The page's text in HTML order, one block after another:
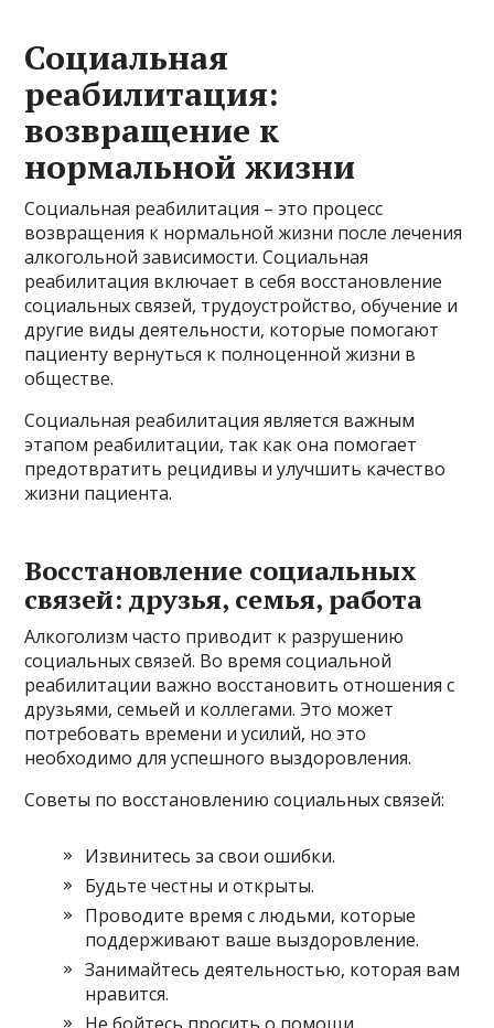
Социальная
реабилитация:
возвращение к
нормальной жизни
Социальная реабилитация – это процесс
возвращения к нормальной жизни после лечения
алкогольной зависимости. Социальная
реабилитация включает в себя восстановление
социальных связей, трудоустройство, обучение и
другие виды деятельности, которые помогают
пациенту вернуться к полноценной жизни в
обществе.
Социальная реабилитация является важным
этапом реабилитации, так как она помогает
предотвратить рецидивы и улучшить качество
жизни пациента.
Восстановление социальных
связей: друзья, семья, работа
Алкоголизм часто приводит к разрушению
социальных связей. Во время социальной
реабилитации важно восстановить отношения с
друзьями, семьей и коллегами. Это может
потребовать времени и усилий, но это
необходимо для успешного выздоровления.
Советы по восстановлению социальных связей:
Извинитесь за свои ошибки.
Будьте честны и открыты.
Проводите время с людьми, которые
поддерживают ваше выздоровление.
Занимайтесь деятельностью, которая вам
нравится.